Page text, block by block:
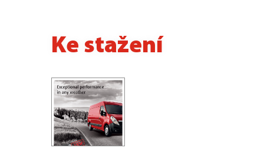
Ke stažení